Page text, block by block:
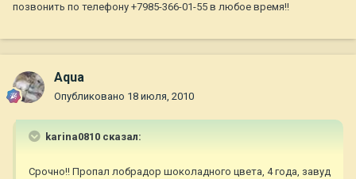
позвонить по телефону +7985-366-01-55 в любое время!!
Aqua
Опубликовано 18 июля, 2010
karina0810 сказал:
Срочно!! Пропал лобрадор шоколадного цвета, 4 года, завуд